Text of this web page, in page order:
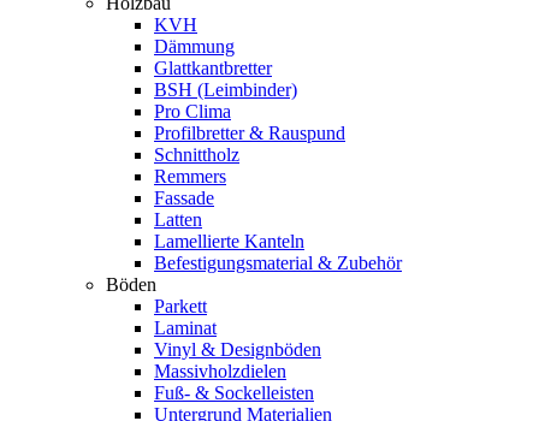
KVH
Dämmung
Glattkantbretter
BSH (Leimbinder)
Pro Clima
Profilbretter & Rauspund
Schnittholz
Remmers
Fassade
Latten
Lamellierte Kanteln
Befestigungsmaterial & Zubehör
Böden
Parkett
Laminat
Vinyl & Designböden
Massivholzdielen
Fuß- & Sockelleisten
Untergrund Materialien